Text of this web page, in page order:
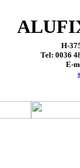
H-
Tel: 0036
E-